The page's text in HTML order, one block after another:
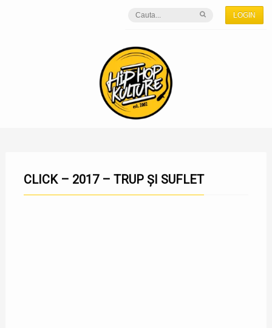
LOGIN
CLICK – 2017 – TRUP ȘI SUFLET